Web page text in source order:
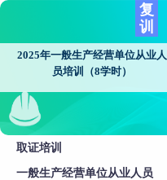
复
训
2025年一般生产经营单位从业人
员培训（8学时）
取证培训
一般生产经营单位从业人员